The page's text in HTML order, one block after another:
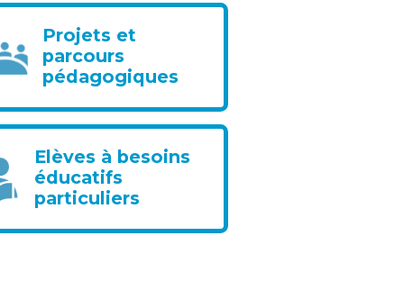
Projets et
parcours
pédagogiques
Elèves à besoins
éducatifs
particuliers